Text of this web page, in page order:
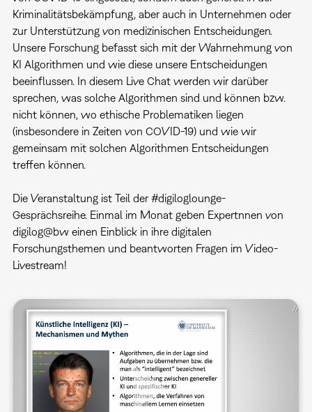
Kriminalitätsbekämpfung, aber auch in Unternehmen oder
zur Unterstützung von medizinischen Entscheidungen.
Unsere Forschung befasst sich mit der Wahrnehmung von
KI Algorithmen und wie diese unsere Entscheidungen
beeinflussen. In diesem Live Chat werden wir darüber
sprechen, was solche Algorithmen sind und können bzw.
nicht können, wo ethische Problematiken liegen
(insbesondere in Zeiten von COVID-19) und wie wir
gemeinsam mit solchen Algorithmen Entscheidungen
treffen können.
Die Veranstaltung ist Teil der #digiloglounge-
Gesprächsreihe. Einmal im Monat geben Expertnnen von
digilog@bw einen Einblick in ihre digitalen
Forschungsthemen und beantworten Fragen im Video-
Livestream!